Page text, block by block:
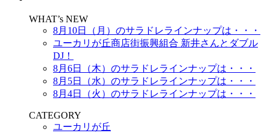
WHAT’s NEW
8月10日（月）のサラドレラインナップは・・・
ユーカリが丘商店街振興組合 新井さんとダブル
DJ！
8月6日（木）のサラドレラインナップは・・・
8月5日（水）のサラドレラインナップは・・・
8月4日（火）のサラドレラインナップは・・・
CATEGORY
ユーカリが丘